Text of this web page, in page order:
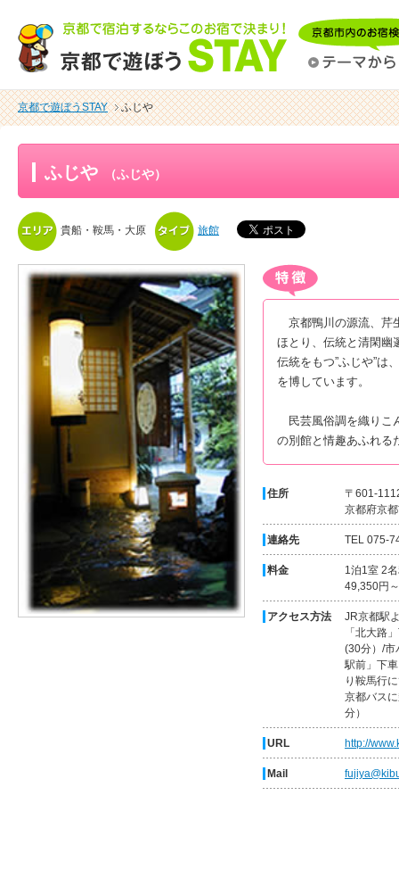
京都で遊ぼうSTAY ふじや
ふじや （ふじや）
貴船・鞍馬・大原 旅館
京都鴨川の源流、芹
ほとり、伝統と清閑幽
伝統をもつ”ふじや”は
を博しています。
民芸風俗調を織りこ
の別館と情趣あふれる
住所
〒601-
京都府京
連絡先 TEL 075-
料金
1泊1室 2
49,350円
アクセス方法
JR京都駅
「北大路
(30分）/市
駅前」下
り鞍馬行
京都バス
分）
URL http://
Mail